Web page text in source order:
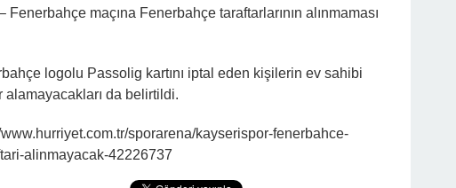
maçına Fenerbahçe taraftarlarının alınmaması
logolu Passolig kartını iptal eden kişilerin ev sahibi
da belirtildi.
sporarena/kayserispor-fenerbahce-
alinmayacak-42226737